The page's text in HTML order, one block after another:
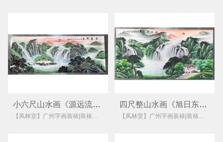
小六尺山水画《源远流长》
【凤林堂】广州字画装裱|装裱店|裱画|书画装裱|国画装裱
四尺整山水画《旭日东升》
【凤林堂】广州字画装裱|装裱店|裱画|书画装裱|国画装裱